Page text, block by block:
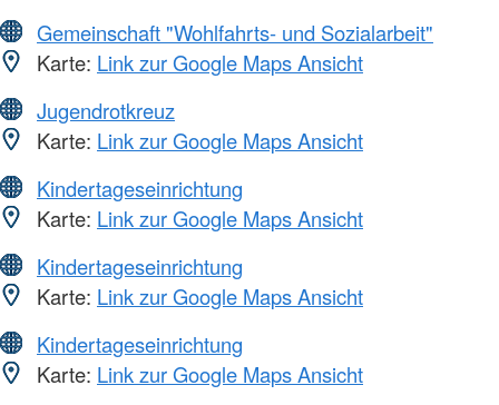
Gemeinschaft "Wohlfahrts- und Sozialarbeit"
Karte: Link zur Google Maps Ansicht
Jugendrotkreuz
Karte: Link zur Google Maps Ansicht
Kindertageseinrichtung
Karte: Link zur Google Maps Ansicht
Kindertageseinrichtung
Karte: Link zur Google Maps Ansicht
Kindertageseinrichtung
Karte: Link zur Google Maps Ansicht